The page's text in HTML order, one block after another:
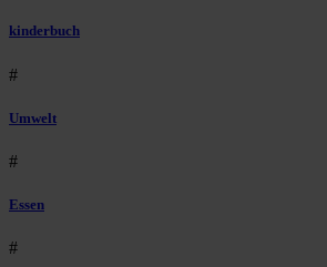
kinderbuch
#
Umwelt
#
Essen
#